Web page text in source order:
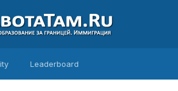
Leaderboard